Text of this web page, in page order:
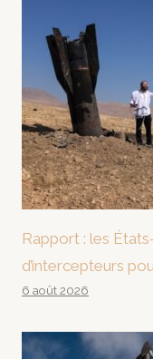
Rapport : les
d’intercepteurs
6 août 2026